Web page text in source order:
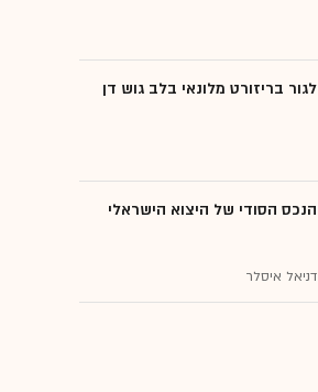
לגור בריזורט מלונאי בלב גוש דן
הנכס הסודי של היצוא הישראלי
דניאל איסלר